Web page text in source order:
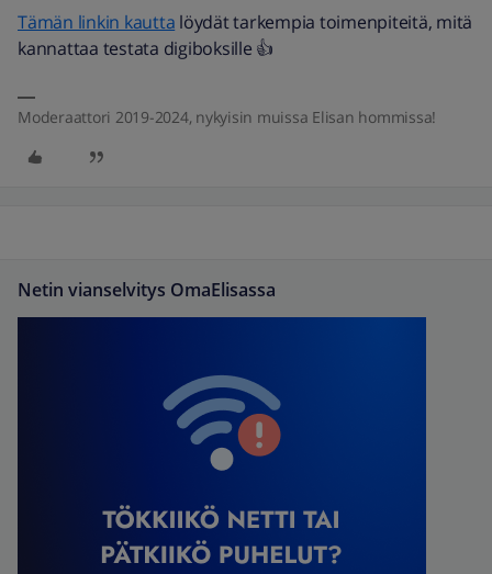
Tämän linkin kautta löydät tarkempia toimenpiteitä, mitä
kannattaa testata digiboksille 👍
Moderaattori 2019-2024, nykyisin muissa Elisan hommissa!
Netin vianselvitys OmaElisassa